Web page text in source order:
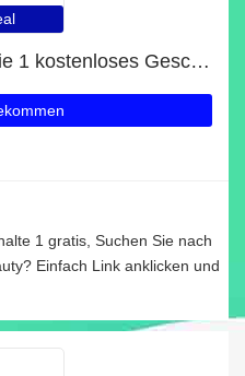
Kaufen Sie 1 Erhalten Sie 1 kostenloses Geschenk auf ausgewählte Artikel
1 gratis, Suchen Sie nach
Einfach Link anklicken und